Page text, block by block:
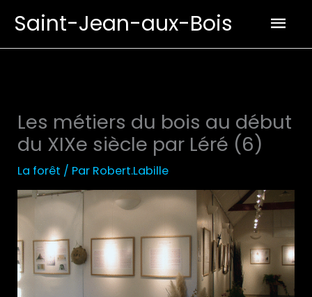
contenu
Saint-Jean-aux-Bois
Les métiers du bois au début
du XIXe siècle par Léré (6)
La forêt / Par Robert.Labille